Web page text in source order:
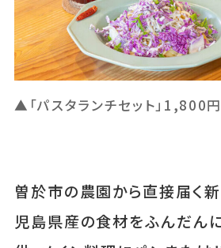
▲「パスタランチセット」1,800円
曽於市の農園から直接届く
児島県産の食材をふんだん